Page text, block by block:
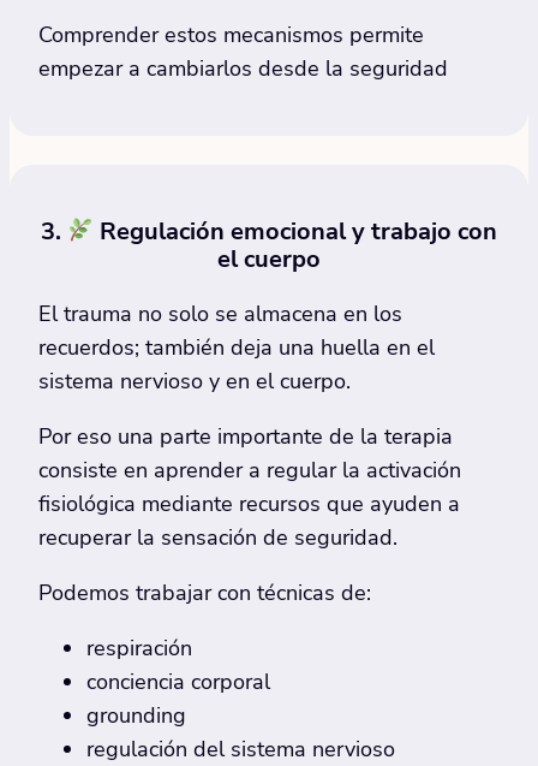
Comprender estos mecanismos permite
empezar a cambiarlos desde la seguridad
3.
Regulación emocional y trabajo con
el cuerpo
El trauma no solo se almacena en los
recuerdos; también deja una huella en el
sistema nervioso y en el cuerpo.
Por eso una parte importante de la terapia
consiste en aprender a regular la activación
fisiológica mediante recursos que ayuden a
recuperar la sensación de seguridad.
Podemos trabajar con técnicas de:
respiración
conciencia corporal
grounding
regulación del sistema nervioso